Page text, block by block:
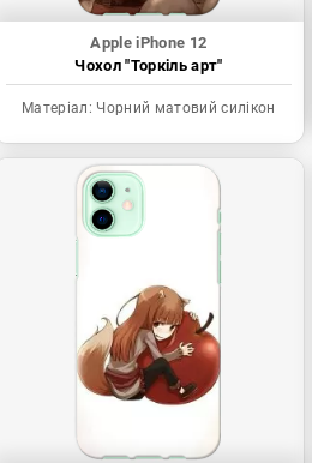
Apple iPhone 12
Чохол "Торкіль арт"
Матеріал: Чорний матовий силікон